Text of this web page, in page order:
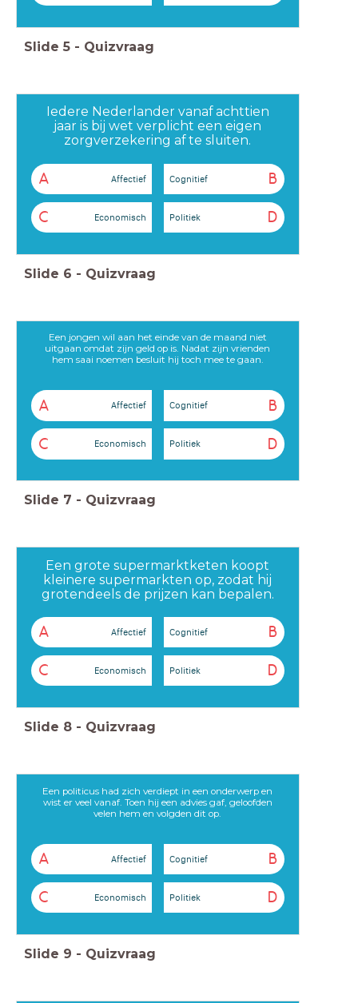
Slide 5 - Quizvraag
Iedere Nederlander vanaf achttien
jaar is bij wet verplicht een eigen
zorgverzekering af te sluiten.
A Affectief B
Cognitief
C Economisch D
Politiek
Slide 6 - Quizvraag
Een jongen wil aan het einde van de maand niet
uitgaan omdat zijn geld op is. Nadat zijn vrienden
hem saai noemen besluit hij toch mee te gaan.
A Affectief B
Cognitief
C Economisch D
Politiek
Slide 7 - Quizvraag
Een grote supermarktketen koopt
kleinere supermarkten op, zodat hij
grotendeels de prijzen kan bepalen.
A Affectief B
Cognitief
C Economisch D
Politiek
Slide 8 - Quizvraag
Een politicus had zich verdiept in een onderwerp en
wist er veel vanaf. Toen hij een advies gaf, geloofden
velen hem en volgden dit op.
A Affectief B
Cognitief
C Economisch D
Politiek
Slide 9 - Quizvraag